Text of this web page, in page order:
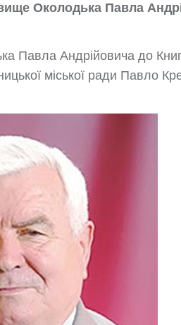
Околодька Павла
Павла Андрійовича до
міської ради Павло